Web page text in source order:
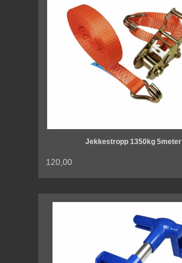
Jekkestropp 1350kg 5meter
120,00